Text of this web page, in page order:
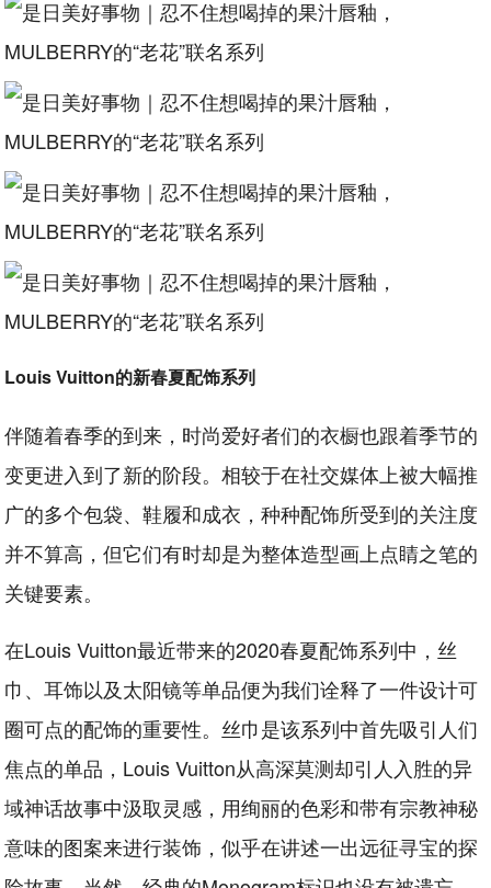
Louis Vuitton的新春夏配饰系列
伴随着春季的到来，时尚爱好者们的衣橱也跟着季节的
变更进入到了新的阶段。相较于在社交媒体上被大幅推
广的多个包袋、鞋履和成衣，种种配饰所受到的关注度
并不算高，但它们有时却是为整体造型画上点睛之笔的
关键要素。
在Louis Vuitton最近带来的2020春夏配饰系列中，丝
巾、耳饰以及太阳镜等单品便为我们诠释了一件设计可
圈可点的配饰的重要性。丝巾是该系列中首先吸引人们
焦点的单品，Louis Vuitton从高深莫测却引人入胜的异
域神话故事中汲取灵感，用绚丽的色彩和带有宗教神秘
意味的图案来进行装饰，似乎在讲述一出远征寻宝的探